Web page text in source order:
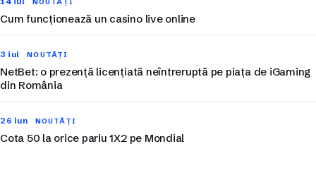
NOUTĂȚI
Cum funcționează un casino live online
3 iul NOUTĂȚI
NetBet: o prezență licențiată neîntreruptă pe piața de iGaming
din România
26 iun NOUTĂȚI
Cota 50 la orice pariu 1X2 pe Mondial